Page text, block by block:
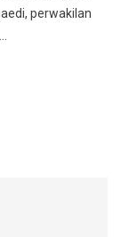
perwakilan